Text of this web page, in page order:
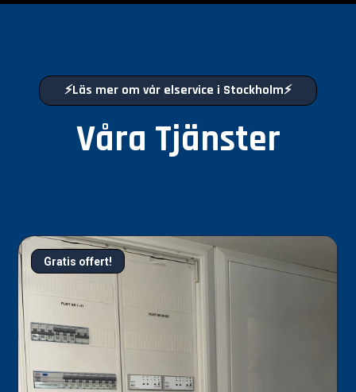
⚡Läs mer om vår elservice i Stockholm⚡
Våra Tjänster
Gratis offert!